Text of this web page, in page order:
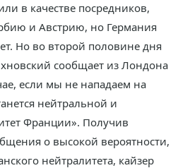
в качестве посредников,
и Австрию, но Германия
Но во второй половине дня
сообщает из Лондона
если мы не нападаем на
нейтральной и
Франции». Получив
о высокой вероятности,
нейтралитета, кайзер